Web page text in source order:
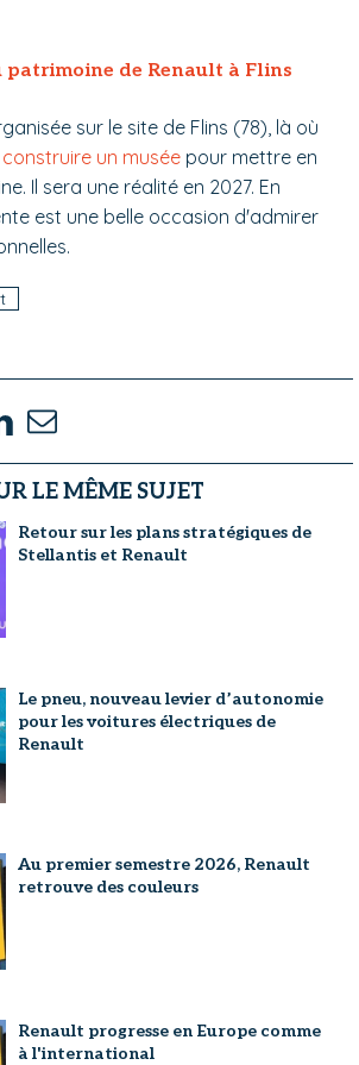
patrimoine de Renault à Flins
sur le site de Flins (78), là où
un musée pour mettre en
Il sera une réalité en 2027. En
est une belle occasion d'admirer
LE MÊME SUJET
Retour sur les plans stratégiques de
Stellantis et Renault
Le pneu, nouveau levier d’autonomie
pour les voitures électriques de
Renault
Au premier semestre 2026, Renault
retrouve des couleurs
Renault progresse en Europe comme
à l'international